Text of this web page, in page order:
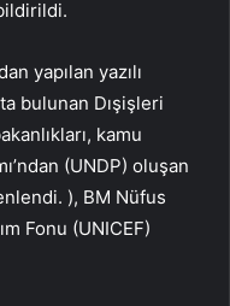
yapılan yazılı
bulunan Dışişleri
kamu
(UNDP) oluşan
), BM Nüfus
Fonu (UNICEF)